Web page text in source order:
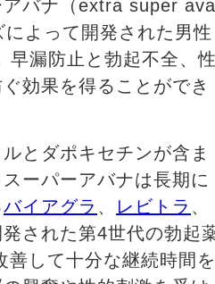
アバナ（extra super ava
よって開発された男性
早漏防止と勃起不全、
効果を得ることができ
とダポキセチンが含ま
ーパーアバナは長期に
バイアグラ 、 レビトラ 、
された第4世代の勃起
善して十分な継続時間を